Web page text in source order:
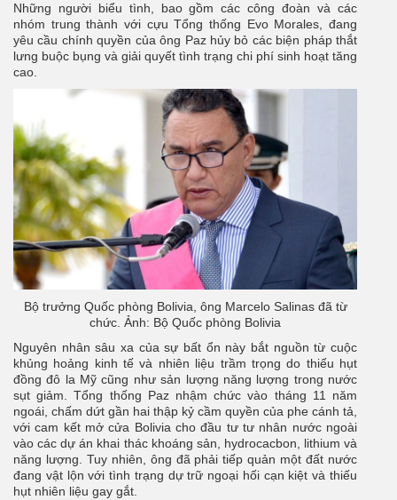
Những người biểu tình, bao gồm các công đoàn và các
nhóm trung thành với cựu Tổng thống Evo Morales, đang
yêu cầu chính quyền của ông Paz hủy bỏ các biện pháp thắt
lưng buộc bụng và giải quyết tình trạng chi phí sinh hoạt tăng
cao.
Bộ trưởng Quốc phòng Bolivia, ông Marcelo Salinas đã từ
chức. Ảnh: Bộ Quốc phòng Bolivia
Nguyên nhân sâu xa của sự bất ổn này bắt nguồn từ cuộc
khủng hoảng kinh tế và nhiên liệu trầm trọng do thiếu hụt
đồng đô la Mỹ cũng như sản lượng năng lượng trong nước
sụt giảm. Tổng thống Paz nhậm chức vào tháng 11 năm
ngoái, chấm dứt gần hai thập kỷ cầm quyền của phe cánh tả,
với cam kết mở cửa Bolivia cho đầu tư tư nhân nước ngoài
vào các dự án khai thác khoáng sản, hydrocacbon, lithium và
năng lượng. Tuy nhiên, ông đã phải tiếp quản một đất nước
đang vật lộn với tình trạng dự trữ ngoại hối cạn kiệt và thiếu
hụt nhiên liệu gay gắt.